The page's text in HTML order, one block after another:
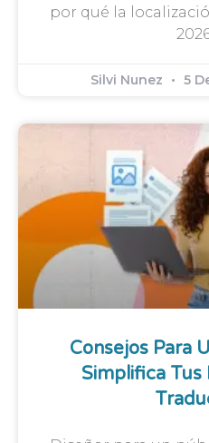
por qué la
Silvi Nunez 5
Consejos Para
Simplifica